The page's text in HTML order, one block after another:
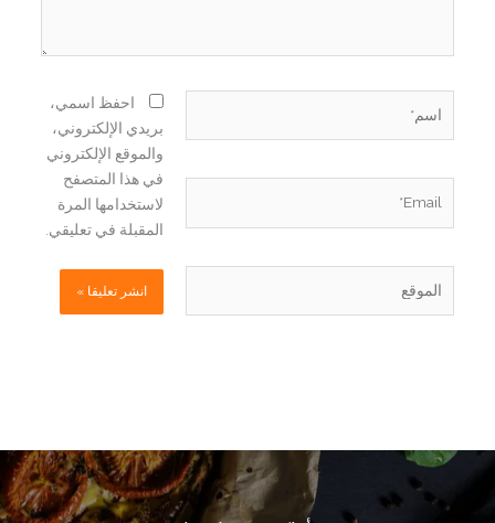
احفظ اسمي،
بريدي الإلكتروني،
والموقع الإلكتروني
في هذا المتصفح
لاستخدامها المرة
المقبلة في تعليقي.